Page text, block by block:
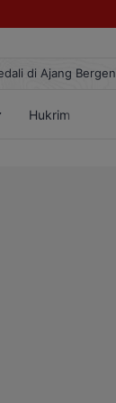
di Ajang
Hukrim